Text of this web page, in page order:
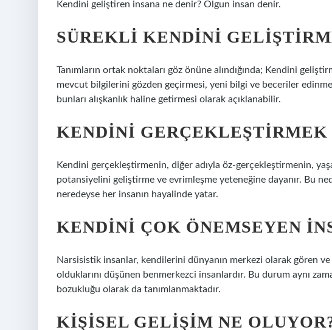
Kendini geliştiren insana ne denir? Olgun insan denir.
SÜREKLI KENDINI
Tanımların ortak noktaları göz önüne alındığında; Kendini
mevcut bilgilerini gözden geçirmesi, yeni bilgi ve beceriler
bunları alışkanlık haline getirmesi olarak açıklanabilir.
KENDINI GERÇEKLEŞTIRMEK
Kendini gerçekleştirmenin, diğer adıyla öz-gerçekleştirmenin,
potansiyelini geliştirme ve evrimleşme yeteneğine dayanır. Bu
neredeyse her insanın hayalinde yatar.
KENDINI ÇOK ÖNEMSEYEN
Narsisistik insanlar, kendilerini dünyanın merkezi olarak gören
olduklarını düşünen benmerkezci insanlardır. Bu durum aynı
bozukluğu olarak da tanımlanmaktadır.
KIŞISEL GELIŞIM NE